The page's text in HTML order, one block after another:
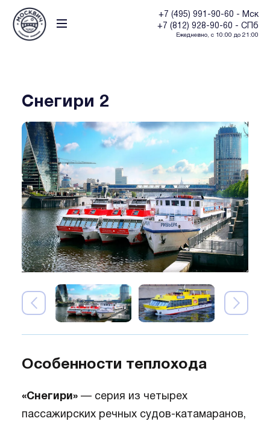
+7 (495) 991-90-60 - Мск
+7 (812) 928-90-60 - СПб
Ежедневно, с 10:00 до 21:00
Снегири 2
Особенности теплохода
«Снегири»— серия из четырех
пассажирских речных судов-катамаранов,